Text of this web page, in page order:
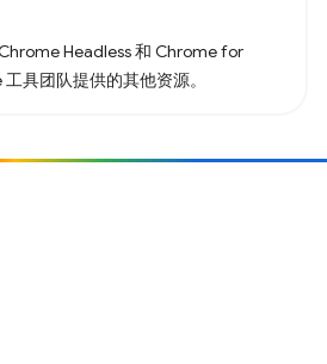
Headless 和 Chrome for
具团队提供的其他资源。